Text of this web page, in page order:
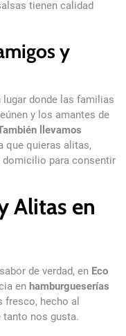
tienen calidad
y
donde las familias
y los amantes de
llevamos
que quieras alitas,
domicilio para consentir
Alitas en
de verdad, en Eco
en hamburgueserías
fresco, hecho al
nos gusta.